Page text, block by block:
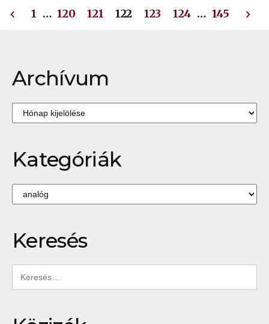
avagy
Bejegyzések
1 … 120 121 122 123 124 … 145
Archívum
Archívum
Kategóriák
Kategóriák
Keresés
Keresés: